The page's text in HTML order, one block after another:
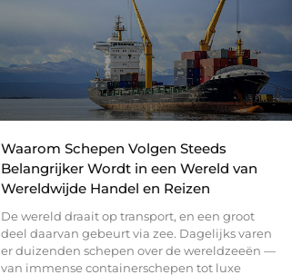
Waarom Schepen Volgen Steeds
Belangrijker Wordt in een Wereld van
Wereldwijde Handel en Reizen
De wereld draait op transport, en een groot
deel daarvan gebeurt via zee. Dagelijks varen
er duizenden schepen over de wereldzeeën —
van immense containerschepen tot luxe